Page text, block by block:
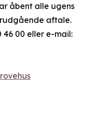
åbent alle ugens
aftale.
46 00 eller e-mail: